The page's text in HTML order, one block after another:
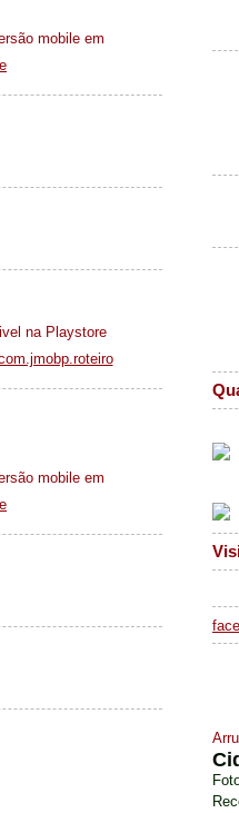
mobile em
na Playstore
mobile em